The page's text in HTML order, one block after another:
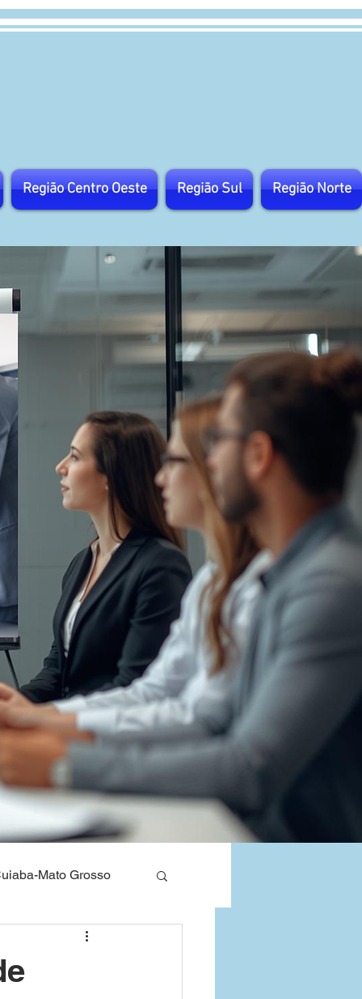
Região Centro Oeste Região Sul Região Norte
Mato Grosso